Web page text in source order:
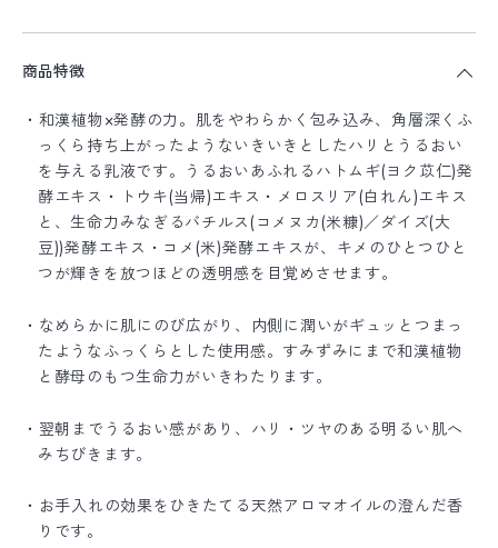
商品特徴
・和漢植物×発酵の力。肌をやわらかく包み込み、角層深くふ
っくら持ち上がったようないきいきとしたハリとうるおい
を与える乳液です。うるおいあふれるハトムギ(ヨク苡仁)発
酵エキス・トウキ(当帰)エキス・メロスリア(白れん)エキス
と、生命力みなぎるバチルス(コメヌカ(米糠)／ダイズ(大
豆))発酵エキス・コメ(米)発酵エキスが、キメのひとつひと
つが輝きを放つほどの透明感を目覚めさせます。
・なめらかに肌にのび広がり、内側に潤いがギュッとつまっ
たようなふっくらとした使用感。すみずみにまで和漢植物
と酵母のもつ生命力がいきわたります。
・翌朝までうるおい感があり、ハリ・ツヤのある明るい肌へ
みちびきます。
・お手入れの効果をひきたてる天然アロマオイルの澄んだ香
りです。